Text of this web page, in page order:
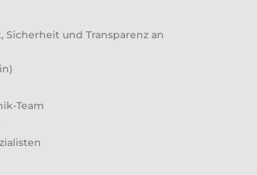
und Transparenz an
Team